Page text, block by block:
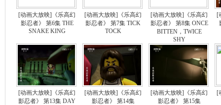
[动画大放映]《乐高幻
影忍者》 第6集 THE
SNAKE KING
[动画大放映]《乐高幻
影忍者》 第7集 TICK
TOCK
[动画大放映]《乐高幻
影忍者》 第8集 ONCE
BITTEN，TWICE
SHY
[
[动画大放映]《乐高幻
影忍者》 第13集 DAY
[动画大放映]《乐高幻
影忍者》 第14集
[动画大放映]《乐高幻
影忍者》 第15集
[